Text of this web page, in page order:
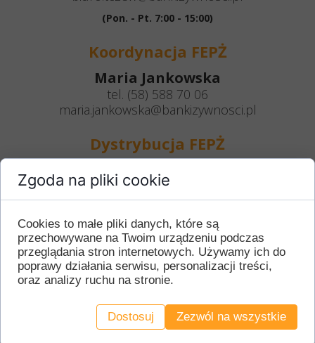
Siedziba
ul. Kwiatowa 2
Korespondencja / magazyn
(Pon. - Pt. 7:00 - 15:00)
Koordynacja FEPŻ
Maria Jankowska
tel. (58) 588 70 06
maria.jankowska@bankizywnosci.pl
Dystrybucja FEPŻ
Justyna Nibus
tel. (58) 588 70 06
justyna.nibus@bankizywnosci.pl
Zgoda na pliki cookie
Cookies to małe pliki danych, które są
przechowywane na Twoim urządzeniu podczas
przeglądania stron internetowych. Używamy ich do
poprawy działania serwisu, personalizacji treści,
oraz analizy ruchu na stronie.
Dostosuj Zezwól na wszystkie